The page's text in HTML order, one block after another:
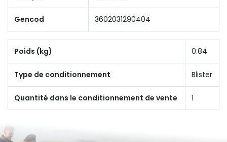
Gencod 3602031290404
Poids (kg) 0.84
Type de conditionnement Blister
Quantité dans le conditionnement de vente 1